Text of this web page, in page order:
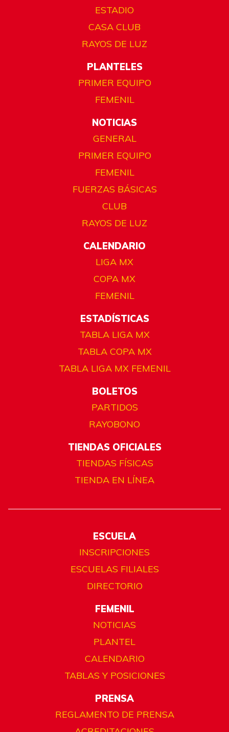
ESTADIO
CASA CLUB
RAYOS DE LUZ
PLANTELES
PRIMER EQUIPO
FEMENIL
NOTICIAS
GENERAL
PRIMER EQUIPO
FEMENIL
FUERZAS BÁSICAS
CLUB
RAYOS DE LUZ
CALENDARIO
LIGA MX
COPA MX
FEMENIL
ESTADÍSTICAS
TABLA LIGA MX
TABLA COPA MX
TABLA LIGA MX FEMENIL
BOLETOS
PARTIDOS
RAYOBONO
TIENDAS OFICIALES
TIENDAS FÍSICAS
TIENDA EN LÍNEA
ESCUELA
INSCRIPCIONES
ESCUELAS FILIALES
DIRECTORIO
FEMENIL
NOTICIAS
PLANTEL
CALENDARIO
TABLAS Y POSICIONES
PRENSA
REGLAMENTO DE PRENSA